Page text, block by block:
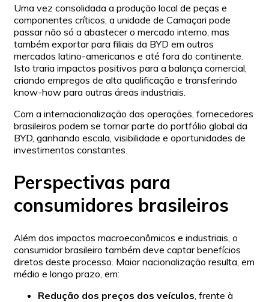
Uma vez consolidada a produção local de peças e
componentes críticos, a unidade de Camaçari pode
passar não só a abastecer o mercado interno, mas
também exportar para filiais da BYD em outros
mercados latino-americanos e até fora do continente.
Isto traria impactos positivos para a balança comercial,
criando empregos de alta qualificação e transferindo
know-how para outras áreas industriais.
Com a internacionalização das operações, fornecedores
brasileiros podem se tornar parte do portfólio global da
BYD, ganhando escala, visibilidade e oportunidades de
investimentos constantes.
Perspectivas para
consumidores brasileiros
Além dos impactos macroeconômicos e industriais, o
consumidor brasileiro também deve captar benefícios
diretos deste processo. Maior nacionalização resulta, em
médio e longo prazo, em:
Redução dos preços dos veículos , frente à